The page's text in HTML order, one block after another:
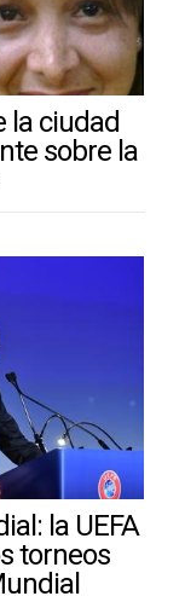
la ciudad
sobre la
la UEFA
torneos